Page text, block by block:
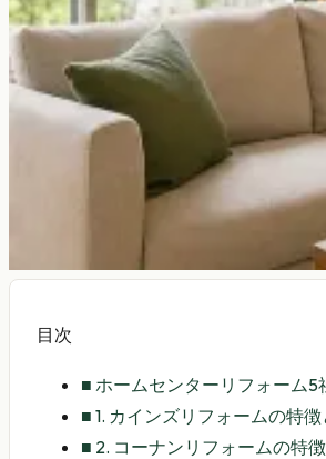
目次
■ ホームセンターリフォーム5
■ 1. カインズリフォームの特
■ 2. コーナンリフォームの特